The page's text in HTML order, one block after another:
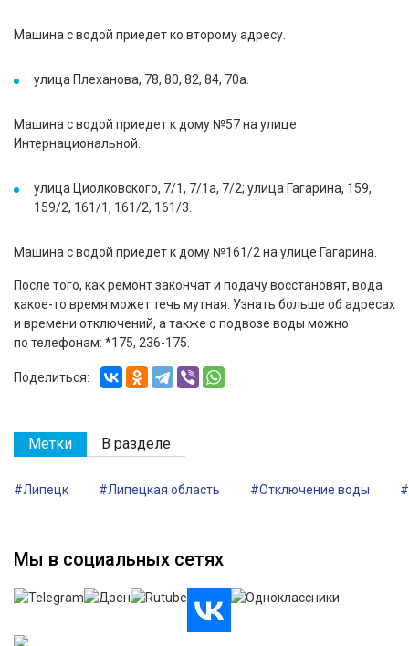
Машина с водой приедет ко второму адресу.
улица Плеханова, 78, 80, 82, 84, 70а.
Машина с водой приедет к дому №57 на улице
Интернациональной.
улица Циолковского, 7/1, 7/1а, 7/2; улица Гагарина, 159,
159/2, 161/1, 161/2, 161/3.
Машина с водой приедет к дому №161/2 на улице Гагарина.
После того, как ремонт закончат и подачу восстановят, вода
какое-то время может течь мутная. Узнать больше об адресах
и времени отключений, а также о подвозе воды можно
по телефонам: *175, 236-175.
Поделиться:
Метки В разделе
#Липецк #Липецкая область #Отключение воды
Мы в социальных сетях